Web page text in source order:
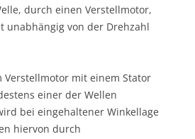
durch einen Verstellmotor,
unabhängig von der Drehzahl
Verstellmotor mit einem Stator
einer der Wellen
bei eingehaltener Winkellage
hiervon durch